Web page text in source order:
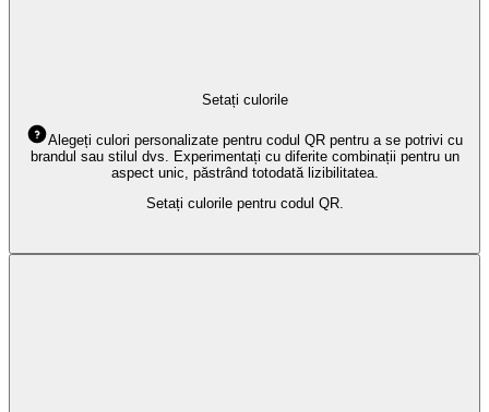
Setați culorile
Alegeți culori personalizate pentru codul QR pentru a se potrivi cu
brandul sau stilul dvs. Experimentați cu diferite combinații pentru un
aspect unic, păstrând totodată lizibilitatea.
Setați culorile pentru codul QR.